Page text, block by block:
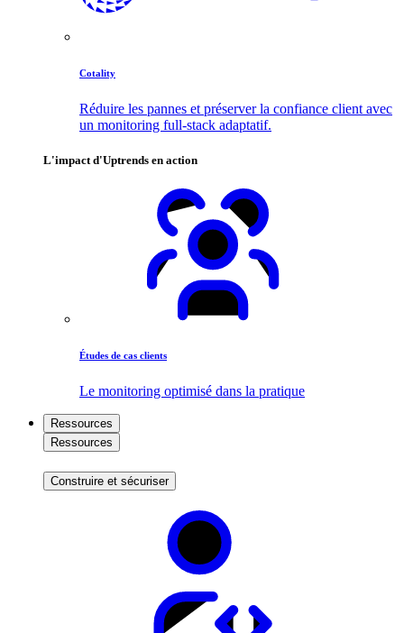
Cotality
Réduire les pannes et préserver la confiance client avec
un monitoring full-stack adaptatif.
L'impact d'Uptrends en action
Études de cas clients
Le monitoring optimisé dans la pratique
Ressources
Ressources
Construire et sécuriser